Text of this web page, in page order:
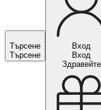
Търсене
Търсене
Вход
Вход
Здравейте